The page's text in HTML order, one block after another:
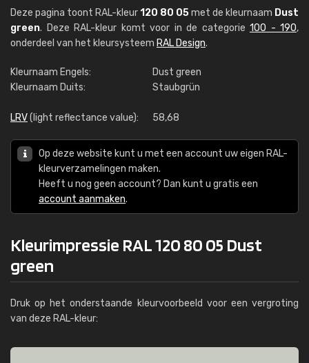
Deze pagina toont RAL-kleur120 80 05met de kleurnaam Dust
green. Deze RAL-kleur komt voor in de categorie 100 - 190,
onderdeel van het kleursysteem RAL Design.
Kleurnaam Engels:
Dust green
Kleurnaam Duits:
Staubgrün
LRV(light reflectance value): 58,68
Op deze website kunt u met een account uw eigen RAL-
kleurverzamelingen maken.
Heeft u nog geen account? Dan kunt u gratis een
account aanmaken.
Kleurimpressie RAL 120 80 05 Dust
green
Druk op het onderstaande kleurvoorbeeld voor een vergroting
van deze RAL-kleur: